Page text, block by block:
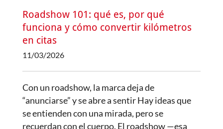
Roadshow 101: qué es, por qué
funciona y cómo convertir kilómetros
en citas
11/03/2026
Con un roadshow, la marca deja de
“anunciarse” y se abre a sentir Hay ideas que
se entienden con una mirada, pero se
recuerdan con el cuerpo. El roadshow —esa